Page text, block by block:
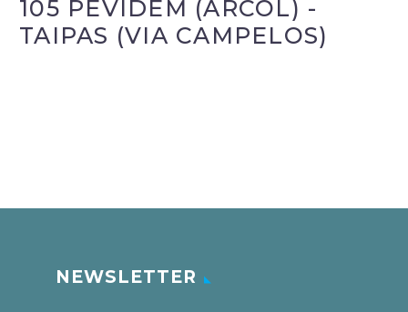
105 PEVIDÉM (ARCOL) -
TAIPAS (VIA CAMPELOS)
NEWSLETTER